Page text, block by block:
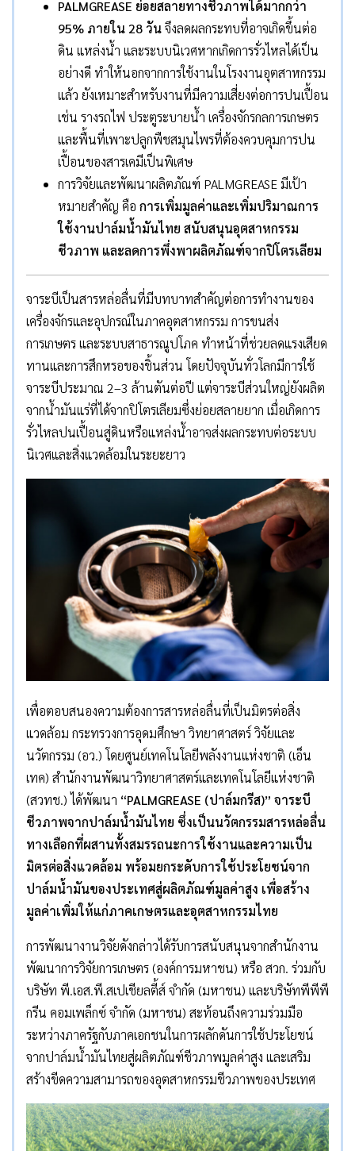
PALMGREASE ย่อยสลายทางชีวภาพได้มากกว่า
95% ภายใน 28 วันจึงลดผลกระทบที่อาจเกิดขึ้นต่อ
ดิน แหล่งน้ำ และระบบนิเวศหากเกิดการรั่วไหลได้เป็น
อย่างดี ทำให้นอกจากการใช้งานในโรงงานอุตสาหกรรม
แล้ว ยังเหมาะสำหรับงานที่มีความเสี่ยงต่อการปนเปื้อน
เช่น รางรถไฟ ประตูระบายน้ำ เครื่องจักรกลการเกษตร
และพื้นที่เพาะปลูกพืชสมุนไพรที่ต้องควบคุมการปน
เปื้อนของสารเคมีเป็นพิเศษ
การวิจัยและพัฒนาผลิตภัณฑ์ PALMGREASE มีเป้า
หมายสำคัญ คือ การเพิ่มมูลค่าและเพิ่มปริมาณการ
ใช้งานปาล์มน้ำมันไทย สนับสนุนอุตสาหกรรม
ชีวภาพ และลดการพึ่งพาผลิตภัณฑ์จากปิโตรเลียม
จาระบีเป็นสารหล่อลื่นที่มีบทบาทสำคัญต่อการทำงานของ
เครื่องจักรและอุปกรณ์ในภาคอุตสาหกรรม การขนส่ง
การเกษตร และระบบสาธารณูปโภค ทำหน้าที่ช่วยลดแรงเสียด
ทานและการสึกหรอของชิ้นส่วน โดยปัจจุบันทั่วโลกมีการใช้
จาระบีประมาณ 2–3 ล้านตันต่อปี แต่จาระบีส่วนใหญ่ยังผลิต
จากน้ำมันแร่ที่ได้จากปิโตรเลียมซึ่งย่อยสลายยาก เมื่อเกิดการ
รั่วไหลปนเปื้อนสู่ดินหรือแหล่งน้ำอาจส่งผลกระทบต่อระบบ
นิเวศและสิ่งแวดล้อมในระยะยาว
เพื่อตอบสนองความต้องการสารหล่อลื่นที่เป็นมิตรต่อสิ่ง
แวดล้อม กระทรวงการอุดมศึกษา วิทยาศาสตร์ วิจัยและ
นวัตกรรม (อว.) โดยศูนย์เทคโนโลยีพลังงานแห่งชาติ (เอ็น
เทค) สำนักงานพัฒนาวิทยาศาสตร์และเทคโนโลยีแห่งชาติ
(สวทช.) ได้พัฒนา “PALMGREASE (ปาล์มกรีส)” จาระบี
ชีวภาพจากปาล์มน้ำมันไทย ซึ่งเป็นนวัตกรรมสารหล่อลื่น
ทางเลือกที่ผสานทั้งสมรรถนะการใช้งานและความเป็น
มิตรต่อสิ่งแวดล้อม พร้อมยกระดับการใช้ประโยชน์จาก
ปาล์มน้ำมันของประเทศสู่ผลิตภัณฑ์มูลค่าสูง เพื่อสร้าง
มูลค่าเพิ่มให้แก่ภาคเกษตรและอุตสาหกรรมไทย
การพัฒนางานวิจัยดังกล่าวได้รับการสนับสนุนจากสำนักงาน
พัฒนาการวิจัยการเกษตร (องค์การมหาชน) หรือ สวก. ร่วมกับ
บริษัท พี.เอส.พี.สเปเชียลตี้ส์ จำกัด (มหาชน) และบริษัทพีพีพี
กรีน คอมเพล็กซ์ จำกัด (มหาชน) สะท้อนถึงความร่วมมือ
ระหว่างภาครัฐกับภาคเอกชนในการผลักดันการใช้ประโยชน์
จากปาล์มน้ำมันไทยสู่ผลิตภัณฑ์ชีวภาพมูลค่าสูง และเสริม
สร้างขีดความสามารถของอุตสาหกรรมชีวภาพของประเทศ